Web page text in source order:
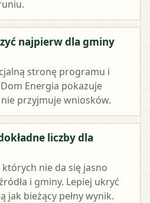
najpierw dla gminy
stronę programu i
Energia pokazuje
przyjmuje wniosków.
liczby dla
nie da się jasno
i gminy. Lepiej ukryć
jak bieżący pełny wynik.